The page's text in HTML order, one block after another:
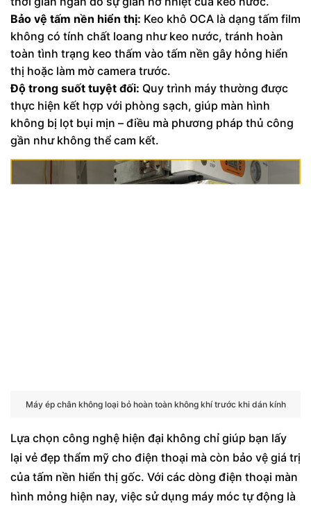
Bảo vệ tấm nền hiển thị: Keo khô OCA là dạng tấm film
không có tính chất loang như keo nước, tránh hoàn
toàn tình trạng keo thấm vào tấm nền gây hỏng hiển
thị hoặc làm mờ camera trước.
Độ trong suốt tuyệt đối: Quy trình máy thường được
thực hiện kết hợp với phòng sạch, giúp màn hình
không bị lọt bụi mịn – điều mà phương pháp thủ công
gần như không thể cam kết.
Máy ép chân không loại bỏ hoàn toàn không khí trước khi dán kính
Lựa chọn công nghệ hiện đại không chỉ giúp bạn lấy
lại vẻ đẹp thẩm mỹ cho điện thoại mà còn bảo vệ giá trị
của tấm nền hiển thị gốc. Với các dòng điện thoại màn
hình mỏng hiện nay, việc sử dụng máy móc tự động là